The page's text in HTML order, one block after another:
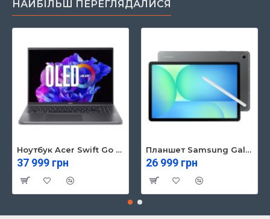
НАЙБІЛЬШ ПЕРЕГЛЯДАЛИСЯ
Ноутбук Acer Swift Go 16 SFG16-71 (NX.KVZEU.003)
37 999 грн
Планшет Samsung Galaxy Tab S10 FE 5G 8/128GB Gray (SM-X526BZAREUC)
26 999 грн